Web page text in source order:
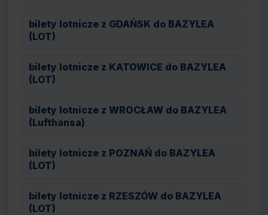
bilety lotnicze z GDAŃSK do BAZYLEA
(LOT)
bilety lotnicze z KATOWICE do BAZYLEA
(LOT)
bilety lotnicze z WROCŁAW do BAZYLEA
(Lufthansa)
bilety lotnicze z POZNAŃ do BAZYLEA
(LOT)
bilety lotnicze z RZESZÓW do BAZYLEA
(LOT)